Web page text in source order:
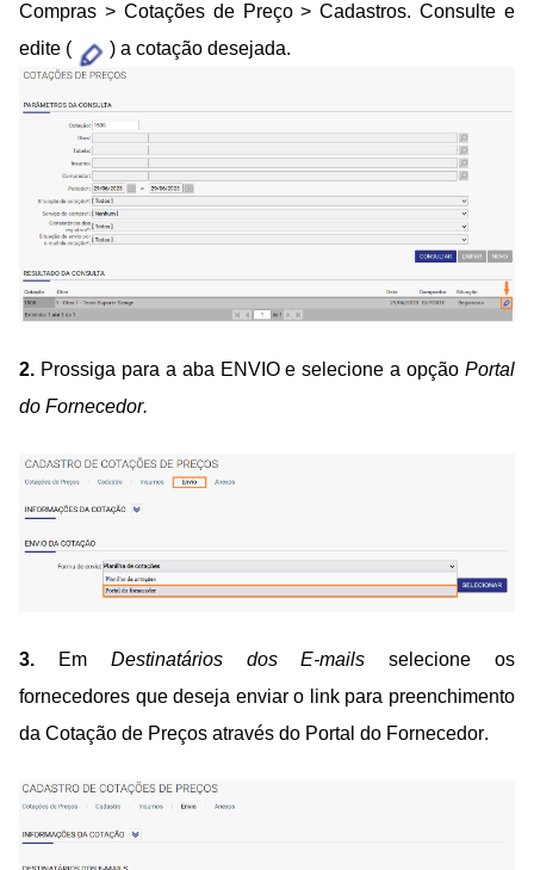
Compras > Cotações de Preço > Cadastros. Consulte e
edite (
) a cotação desejada.
2. Prossiga para a aba ENVIO e selecione a opçãoPortal
do Fornecedor.
3. Em Destinatários dos E-mails
selecione os
fornecedores que deseja enviar o link para preenchimento
da Cotação de Preços através do Portal do Fornecedor.